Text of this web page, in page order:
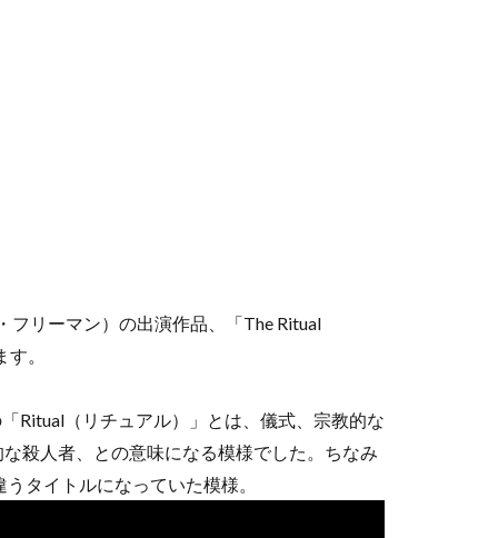
フリーマン）の出演作品、「The Ritual
。
Ritual（リチュアル）」とは、儀式、宗教的な
殺人者、との意味になる模様でした。ちなみ
タイトルになっていた模様。